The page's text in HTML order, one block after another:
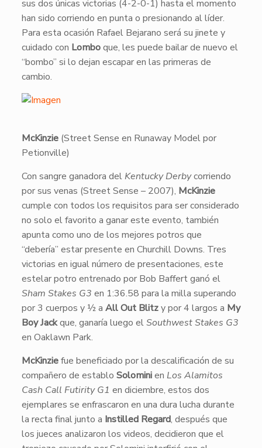
sus dos únicas victorias (4-2-0-1) hasta el momento
han sido corriendo en punta o presionando al líder.
Para esta ocasión Rafael Bejarano será su jinete y
cuidado con Lomboque, les puede bailar de nuevo el
“bombo” si lo dejan escapar en las primeras de
cambio.
McKinzie (Street Sense en Runaway Model por
Petionville)
Con sangre ganadora del Kentucky Derbycorriendo
por sus venas (Street Sense – 2007), McKinzie
cumple con todos los requisitos para ser considerado
no solo el favorito a ganar este evento, también
apunta como uno de los mejores potros que
“debería” estar presente en Churchill Downs. Tres
victorias en igual número de presentaciones, este
estelar potro entrenado por Bob Baffert ganó el
Sham Stakes G3 en 1:36.58 para la milla superando
por 3 cuerpos y ½ a All Out Blitzy por 4 largos a My
Boy Jackque, ganaría luego elSouthwest Stakes G3
en Oaklawn Park.
McKinziefue beneficiado por la descalificación de su
compañero de establo Solominien Los Alamitos
Cash Call Futirity G1 en diciembre, estos dos
ejemplares se enfrascaron en una dura lucha durante
la recta final junto a Instilled Regard, después que
los jueces analizaron los videos, decidieron que el